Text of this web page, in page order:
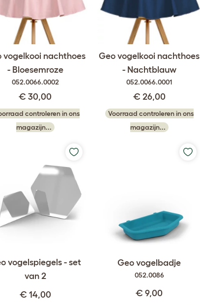
vogelkooi nachthoes
- Bloesemroze
052.0066.0002
€ 30,00
controleren in ons
magazijn...
Geo vogelkooi nachthoes
- Nachtblauw
052.0066.0001
€ 26,00
Voorraad controleren in ons
magazijn...
vogelspiegels - set
van 2
€ 14,00
Geo vogelbadje
052.0086
€ 9,00